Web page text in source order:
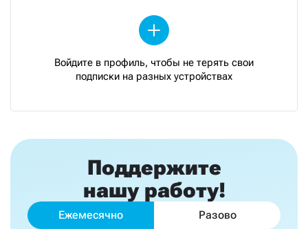
Войдите в профиль, чтобы не терять свои
подписки на разных устройствах
Поддержите
нашу работу!
Ежемесячно Разово